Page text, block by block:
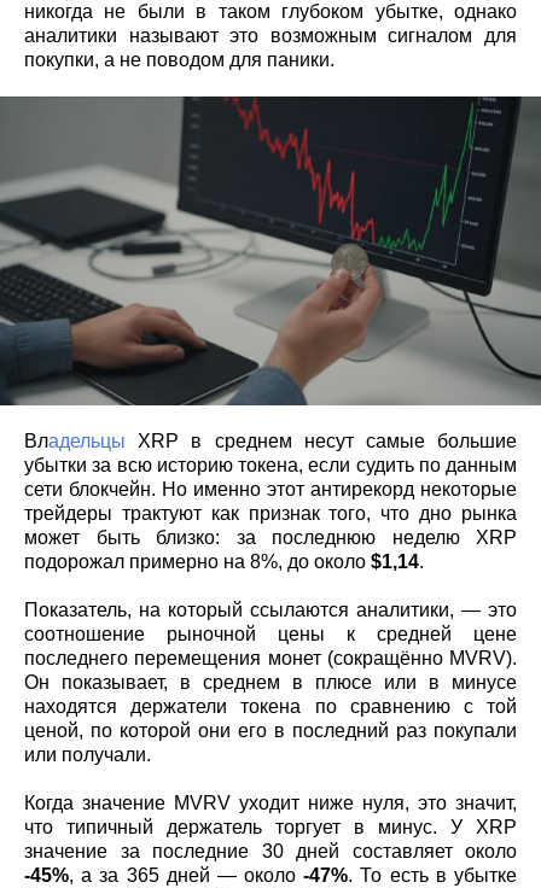
никогда не были в таком глубоком убытке, однако
аналитики называют это возможным сигналом для
покупки, а не поводом для паники.
Владельцы XRP в среднем несут самые большие
убытки за всю историю токена, если судить по данным
сети блокчейн. Но именно этот антирекорд некоторые
трейдеры трактуют как признак того, что дно рынка
может быть близко: за последнюю неделю XRP
подорожал примерно на 8%, до около $1,14.
Показатель, на который ссылаются аналитики, — это
соотношение рыночной цены к средней цене
последнего перемещения монет (сокращённо MVRV).
Он показывает, в среднем в плюсе или в минусе
находятся держатели токена по сравнению с той
ценой, по которой они его в последний раз покупали
или получали.
Когда значение MVRV уходит ниже нуля, это значит,
что типичный держатель торгует в минус. У XRP
значение за последние 30 дней составляет около
-45%, а за 365 дней — около-47%. То есть в убытке